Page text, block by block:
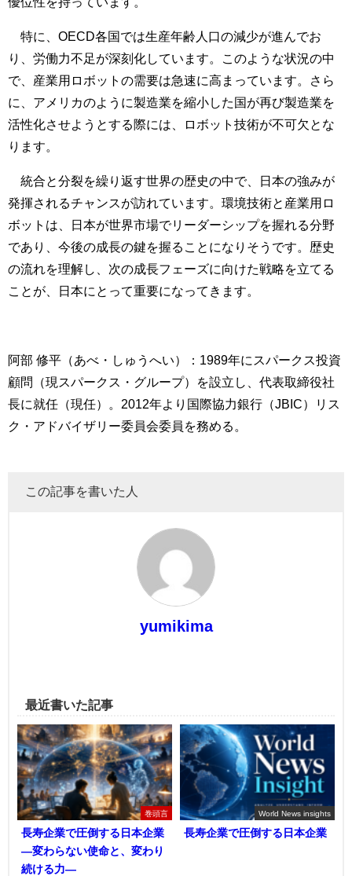
特に、OECD各国では生産年齢人口の減少が進んでお
り、労働力不足が深刻化しています。このような状況の中
で、産業用ロボットの需要は急速に高まっています。さら
に、アメリカのように製造業を縮小した国が再び製造業を
活性化させようとする際には、ロボット技術が不可欠とな
ります。
統合と分裂を繰り返す世界の歴史の中で、日本の強みが
発揮されるチャンスが訪れています。環境技術と産業用ロ
ボットは、日本が世界市場でリーダーシップを握れる分野
であり、今後の成長の鍵を握ることになりそうです。歴史
の流れを理解し、次の成長フェーズに向けた戦略を立てる
ことが、日本にとって重要になってきます。
阿部 修平（あべ・しゅうへい）：1989年にスパークス投資
顧問（現スパークス・グループ）を設立し、代表取締役社
長に就任（現任）。2012年より国際協力銀行（JBIC）リス
ク・アドバイザリー委員会委員を務める。
この記事を書いた人
yumikima
最近書いた記事
巻頭言
長寿企業で圧倒する日本企業
―変わらない使命と、変わり
続ける力―
World News insights
長寿企業で圧倒する日本企業